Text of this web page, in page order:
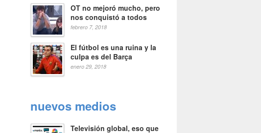
OT no mejoró mucho, pero
nos conquistó a todos
febrero 7, 2018
El fútbol es una ruina y la
culpa es del Barça
enero 29, 2018
nuevos medios
Televisión global, eso que